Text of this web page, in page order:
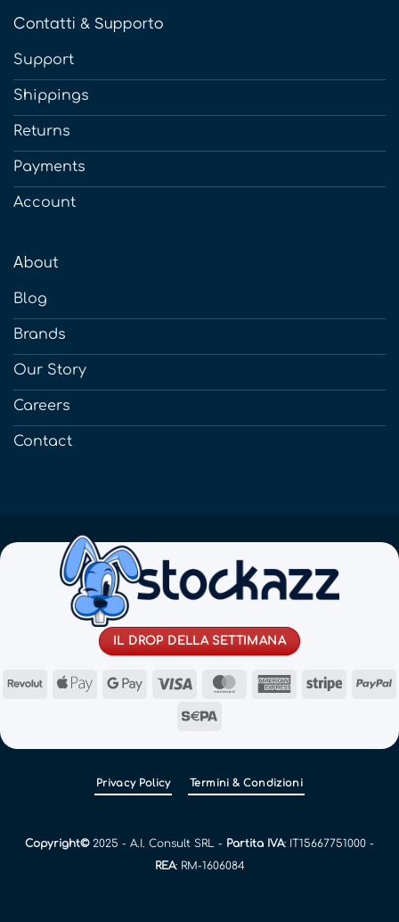
Contatti & Supporto
Support
Shippings
Returns
Payments
Account
About
Blog
Brands
Our Story
Careers
Contact
IL DROP DELLA SETTIMANA
RevolutApple GoogleVisa MasterCardAmericanStripe
Privacy Policy Termini & Condizioni
Copyright©2025 - A.I. Consult SRL - Partita IVA: IT15667751000 -
REA: RM-1606084